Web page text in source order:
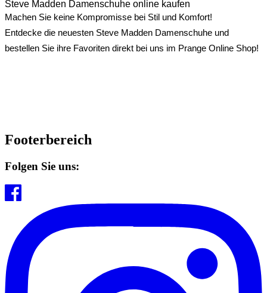
Steve Madden Damenschuhe online kaufen
Machen Sie keine Kompromisse bei Stil und Komfort!
Entdecke die neuesten Steve Madden Damenschuhe und
bestellen Sie ihre Favoriten direkt bei uns im Prange Online Shop!
Footerbereich
Folgen Sie uns: